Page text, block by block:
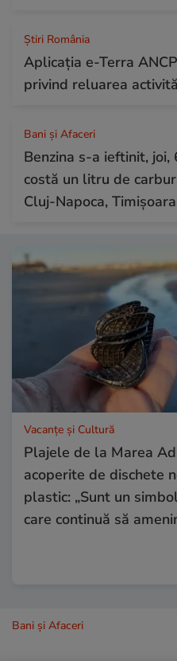
Știri România
Aplicația e-Terra
privind reluarea
Bani și Afaceri
Benzina s-a ieftinit,
costă un litru de
Cluj-Napoca,
Vacanțe și Cultură
Plajele de la Marea
acoperite de dischete
plastic: „Sunt un
care continuă să
Bani și Afaceri